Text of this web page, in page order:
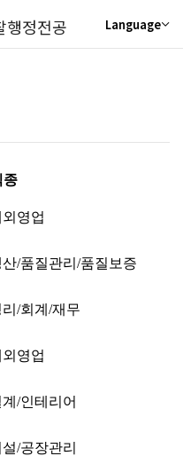
행정전공 Language
종
영업
산/품질관리/품질보증
리/회계/재무
영업
계/인테리어
/공장관리